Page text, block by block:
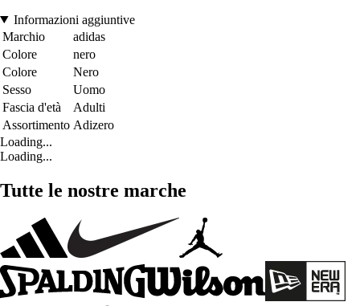
Informazioni aggiuntive
Marchio
adidas
Colore
nero
Colore
Nero
Sesso
Uomo
Fascia d'età
Adulti
Assortimento Adizero
Loading...
Loading...
Tutte le nostre marche